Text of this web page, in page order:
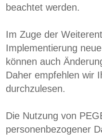
beachtet werden.
Im Zuge der
Implementierung
können auch
Daher empfehlen wir
durchzulesen.
Die Nutzung von
personenbezogener